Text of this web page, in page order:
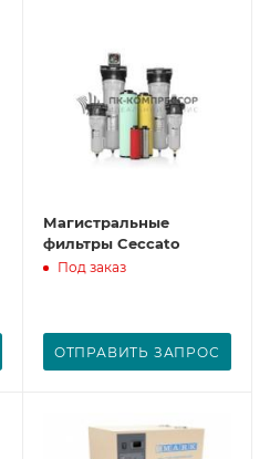
Магистральные
фильтры Ceccato
Под заказ
ОТПРАВИТЬ ЗАПРОС